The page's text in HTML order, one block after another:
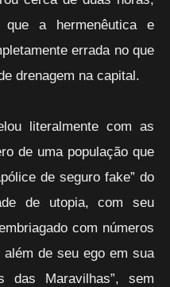
a hermenêutica e
errada no que
drenagem na capital.
literalmente com as
de uma população que
de seguro fake” do
de utopia, com seu
com números
de seu ego em sua
das Maravilhas”, sem